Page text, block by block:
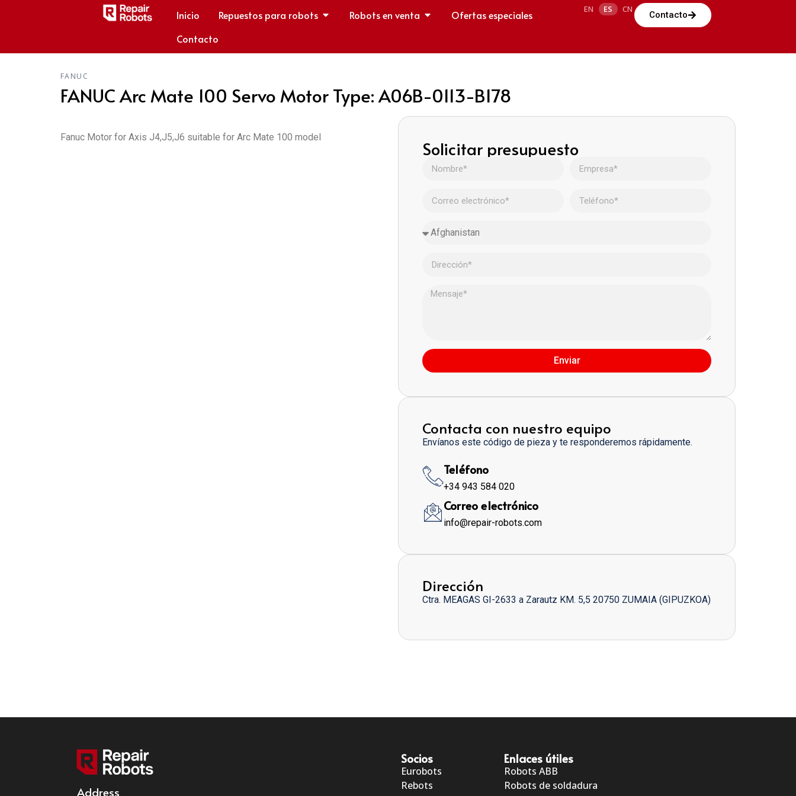
Inicio Repuestos para robots Robots en venta
Ofertas especiales
Contacto
EN ES CN
Contacto
FANUC
FANUC Arc Mate 100 Servo Motor Type: A06B-0113-B178
Fanuc Motor for Axis J4,J5,J6 suitable for Arc Mate 100 model Solicitar presupuesto
Enviar
Contacta con nuestro equipo
Envíanos este código de pieza y te responderemos rápidamente.
Teléfono
+34 943 584 020
Correo electrónico
info@repair-robots.com
Dirección
Ctra. MEAGAS GI-2633 a Zarautz KM. 5,5 20750 ZUMAIA (GIPUZKOA)
Address
Socios
Eurobots
Rebots
Enlaces útiles
Robots ABB
Robots de soldadura